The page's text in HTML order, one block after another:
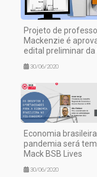
Projeto de
Mackenzie é
edital preliminar da
30/06/2020
Economia
pandemia será
Mack BSB Lives
30/06/2020